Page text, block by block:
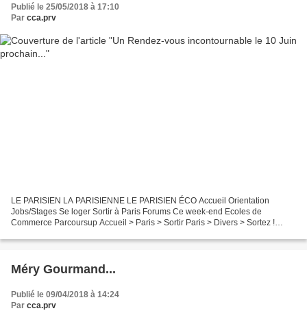
Publié le 25/05/2018 à 17:10
Par cca.prv
LE PARISIEN LA PARISIENNE LE PARISIEN ÉCO Accueil Orientation
Jobs/Stages Se loger Sortir à Paris Forums Ce week-end Ecoles de
Commerce Parcoursup Accueil > Paris > Sortir Paris > Divers > Sortez !
Méry Gourmand...
Publié le 09/04/2018 à 14:24
Par cca.prv